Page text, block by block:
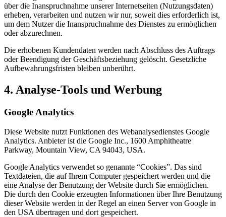
über die Inanspruchnahme unserer Internetseiten (Nutzungsdaten)
erheben, verarbeiten und nutzen wir nur, soweit dies erforderlich ist,
um dem Nutzer die Inanspruchnahme des Dienstes zu ermöglichen
oder abzurechnen.
Die erhobenen Kundendaten werden nach Abschluss des Auftrags
oder Beendigung der Geschäftsbeziehung gelöscht. Gesetzliche
Aufbewahrungsfristen bleiben unberührt.
4. Analyse-Tools und Werbung
Google Analytics
Diese Website nutzt Funktionen des Webanalysedienstes Google
Analytics. Anbieter ist die Google Inc., 1600 Amphitheatre
Parkway, Mountain View, CA 94043, USA.
Google Analytics verwendet so genannte “Cookies”. Das sind
Textdateien, die auf Ihrem Computer gespeichert werden und die
eine Analyse der Benutzung der Website durch Sie ermöglichen.
Die durch den Cookie erzeugten Informationen über Ihre Benutzung
dieser Website werden in der Regel an einen Server von Google in
den USA übertragen und dort gespeichert.